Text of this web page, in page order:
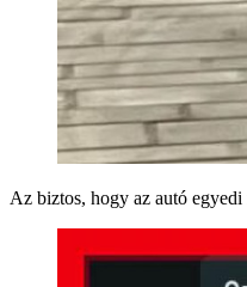
Az biztos, hogy az autó